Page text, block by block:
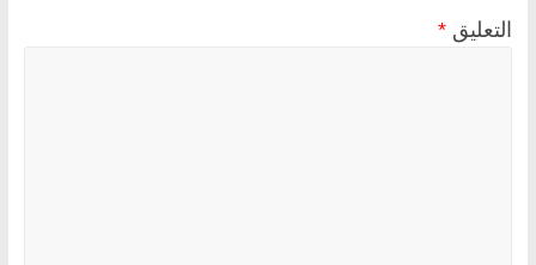
التعليق *